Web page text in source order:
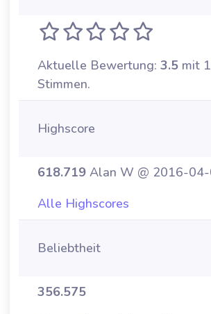
Aktuelle Bewertung: 3.5 mit
Stimmen.
Highscore
618.719 Alan W @ 2016-
Alle Highscores
Beliebtheit
356.575